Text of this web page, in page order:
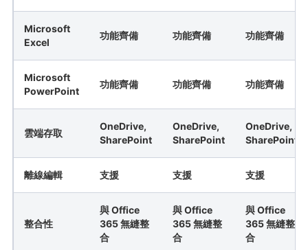
Microsoft
Excel
功能齊備 功能齊備 功能齊備
Microsoft
PowerPoint
功能齊備 功能齊備 功能齊備
雲端存取
OneDrive,
SharePoint
OneDrive,
SharePoint
OneDrive,
SharePoint
離線編輯 支援 支援 支援
整合性
與 Office
365 無縫整
合
與 Office
365 無縫整
合
與 Office
365 無縫整
合